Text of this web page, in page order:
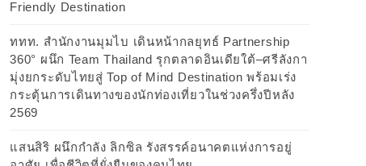
360° ผนึก Team Thailand รุกตลาดอินเดียใต้–ศรีลังกา
มุ่งยกระดับไทยสู่ Top of Mind Destination พร้อมเร่ง
กระตุ้นการเดินทางของนักท่องเที่ยวในช่วงครึ่งปีหลัง
2569
อาศัย เพื่อชีวิตที่ยั่งยืนของคนไทย